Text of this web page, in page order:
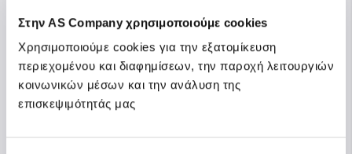
Στην AS Company χρησιμοποιούμε cookies
Χρησιμοποιούμε cookies για την εξατομίκευση
περιεχομένου και διαφημίσεων, την παροχή λειτουργιών
κοινωνικών μέσων και την ανάλυση της
επισκεψιμότητάς μας
For
stock
Baby Clementoni Educational Baby
Toddler Toy My First Book For 10-36
Months
Sku: 1000-63723
For